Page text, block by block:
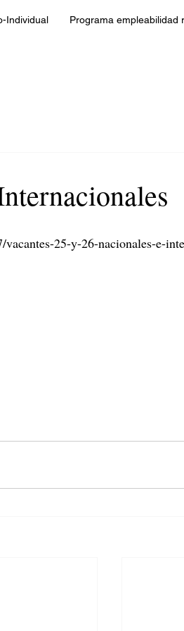
Individual Programa empleabilidad
25-y-26-nacionales-e-